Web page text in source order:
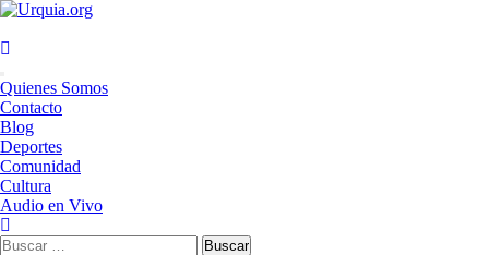
Saltar
contenido
Menú
principal
Quienes Somos
Contacto
Blog
Deportes
Comunidad
Cultura
Audio en Vivo
Buscar: